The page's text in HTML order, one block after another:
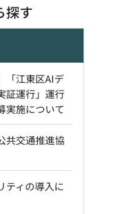
探す
「江東区AIデ
証運行」運行
実施について
共交通推進協
ティの導入に